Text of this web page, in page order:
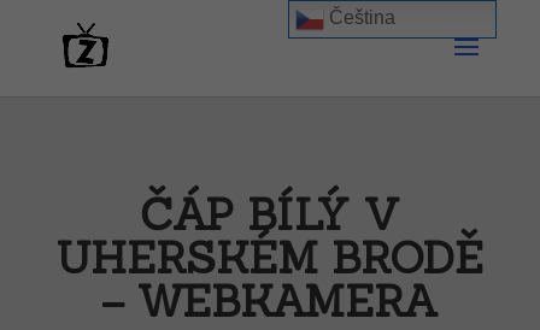
ČÁP BÍLÝ V
UHERSKÉM BRODĚ
– WEBKAMERA
Čeština‎